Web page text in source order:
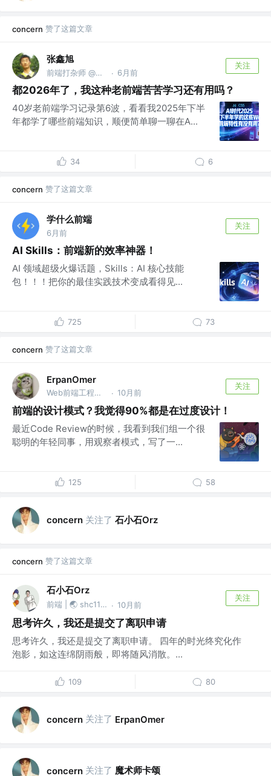
concern 赞了这篇文章
张鑫旭
前端打杂师 @阅文集团 · 6月前
关注
都2026年了，我这种老前端苦苦学习还有用吗？
40岁老前端学习记录第6波，看看我2025年下半
年都学了哪些前端知识，顺便简单聊一聊在A...
34 6
concern 赞了这篇文章
学什么前端
6月前
关注
AI Skills：前端新的效率神器！
AI 领域超级火爆话题，Skills：AI 核心技能
包！！！把你的最佳实践技术变成看得见...
725 73
concern 赞了这篇文章
ErpanOmer
Web前端工程师 @跨境 · 10月前
关注
前端的设计模式？我觉得90%都是在过度设计！
最近Code Review的时候，我看到我们组一个很
聪明的年轻同事，用观察者模式，写了一...
125 58
concern 关注了 石小石Orz
concern 赞了这篇文章
石小石Orz
前端 | 🌏 shc1139874527 · 10月前
关注
思考许久，我还是提交了离职申请
思考许久，我还是提交了离职申请。 四年的时光终究化作
泡影，如这连绵阴雨般，即将随风消散。...
109 80
concern 关注了 ErpanOmer
concern 关注了 魔术师卡颂